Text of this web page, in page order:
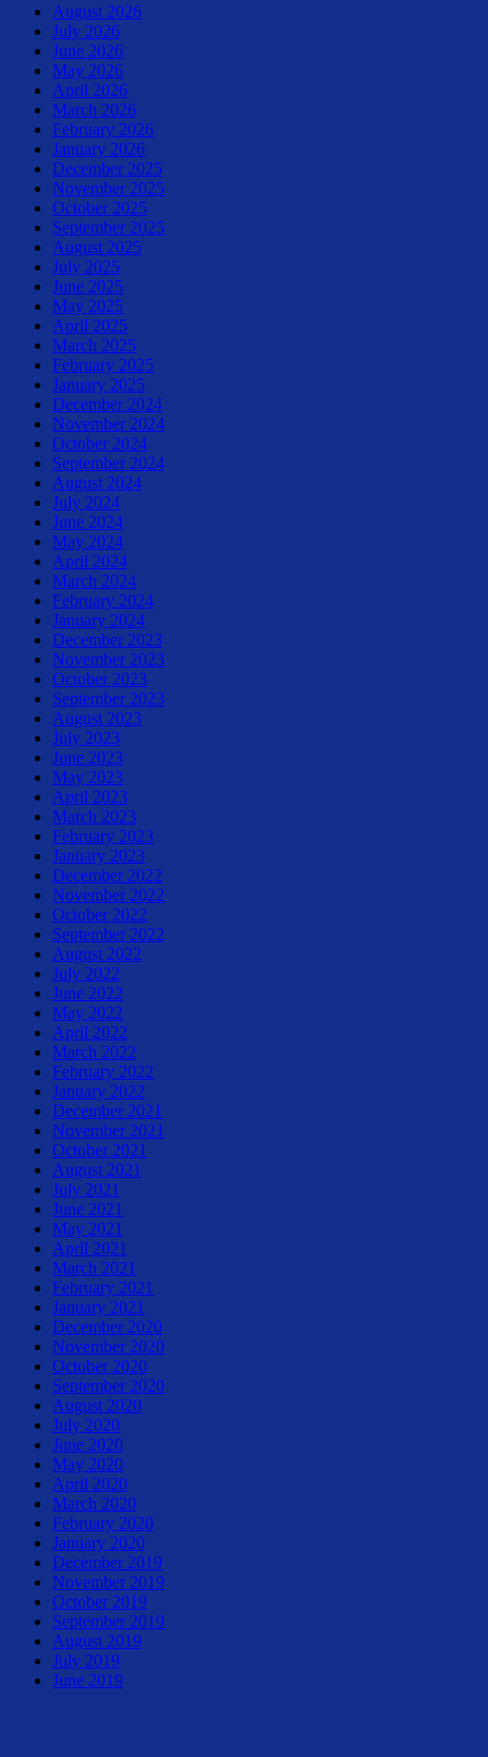
August 2026
July 2026
June 2026
May 2026
April 2026
March 2026
February 2026
January 2026
December 2025
November 2025
October 2025
September 2025
August 2025
July 2025
June 2025
May 2025
April 2025
March 2025
February 2025
January 2025
December 2024
November 2024
October 2024
September 2024
August 2024
July 2024
June 2024
May 2024
April 2024
March 2024
February 2024
January 2024
December 2023
November 2023
October 2023
September 2023
August 2023
July 2023
June 2023
May 2023
April 2023
March 2023
February 2023
January 2023
December 2022
November 2022
October 2022
September 2022
August 2022
July 2022
June 2022
May 2022
April 2022
March 2022
February 2022
January 2022
December 2021
November 2021
October 2021
August 2021
July 2021
June 2021
May 2021
April 2021
March 2021
February 2021
January 2021
December 2020
November 2020
October 2020
September 2020
August 2020
July 2020
June 2020
May 2020
April 2020
March 2020
February 2020
January 2020
December 2019
November 2019
October 2019
September 2019
August 2019
July 2019
June 2019